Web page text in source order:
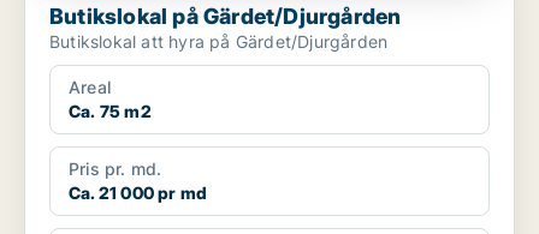
Butikslokal på Gärdet/Djurgården
Butikslokal att hyra på Gärdet/Djurgården
Areal
Ca. 75 m2
Pris pr. md.
Ca. 21 000 pr md